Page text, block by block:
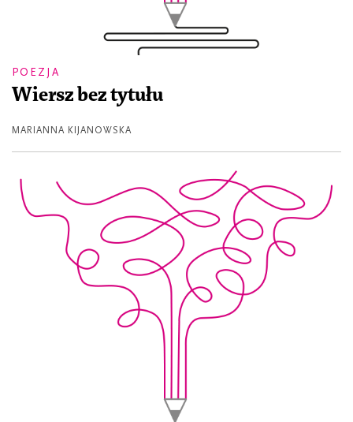
POEZJA
Wiersz bez tytułu
MARIANNA KIJANOWSKA